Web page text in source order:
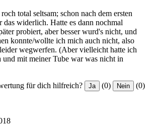
total seltsam; schon nach dem ersten
das widerlich. Hatte es dann nochmal
probiert, aber besser wurd's nicht, und
konnte/wollte ich mich auch nicht, also
wegwerfen. (Aber vielleicht hatte ich
und mit meiner Tube war was nicht in
für dich hilfreich? Ja (0) Nein (0)